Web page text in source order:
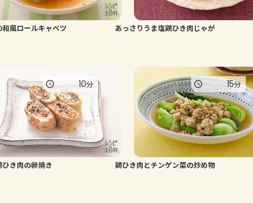
風ロールキャベツ あっさりうま塩鶏ひき肉じゃが
ひき肉の卵焼き
10分
鶏ひき肉とチンゲン菜の炒め物
15分